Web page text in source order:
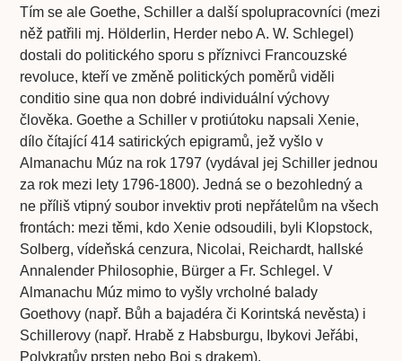
Tím se ale Goethe, Schiller a další spolupracovníci (mezi
něž patřili mj. Hölderlin, Herder nebo A. W. Schlegel)
dostali do politického sporu s příznivci Francouzské
revoluce, kteří ve změně politických poměrů viděli
conditio sine qua non dobré individuální výchovy
člověka. Goethe a Schiller v protiútoku napsali Xenie,
dílo čítající 414 satirických epigramů, jež vyšlo v
Almanachu Múz na rok 1797 (vydával jej Schiller jednou
za rok mezi lety 1796-1800). Jedná se o bezohledný a
ne příliš vtipný soubor invektiv proti nepřátelům na všech
frontách: mezi těmi, kdo Xenie odsoudili, byli Klopstock,
Solberg, vídeňská cenzura, Nicolai, Reichardt, hallské
Annalender Philosophie, Bürger a Fr. Schlegel. V
Almanachu Múz mimo to vyšly vrcholné balady
Goethovy (např. Bůh a bajadéra či Korintská nevěsta) i
Schillerovy (např. Hrabě z Habsburgu, Ibykovi Jeřábi,
Polykratův prsten nebo Boj s drakem).